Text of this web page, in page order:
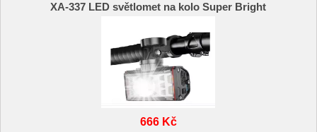
XA-337 LED světlomet na kolo Super Bright
666 Kč